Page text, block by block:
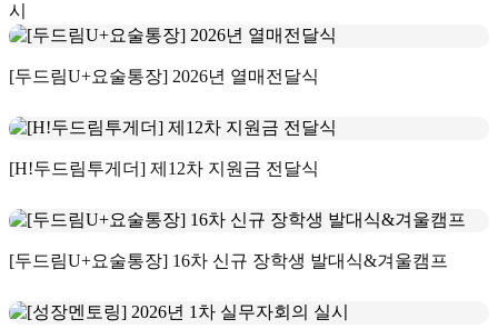
시
[두드림U+요술통장] 2026년 열매전달식
[H!두드림투게더] 제12차 지원금 전달식
[두드림U+요술통장] 16차 신규 장학생 발대식&겨울캠프